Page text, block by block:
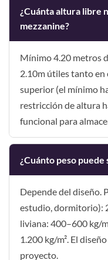
¿Cuánta altura libre
mezzanine?
Mínimo 4.20 metros
2.10m útiles tanto en
superior (el mínimo
restricción de altura
funcional para
¿Cuánto peso
Depende del diseño.
estudio, dormitorio):
liviana: 400–600 kg/
1.200 kg/m². El
proyecto.